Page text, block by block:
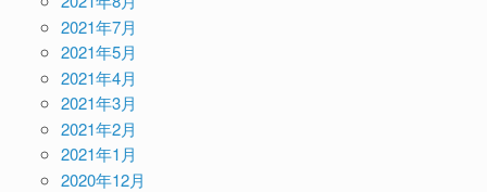
2021年7月
2021年5月
2021年4月
2021年3月
2021年2月
2021年1月
2020年12月